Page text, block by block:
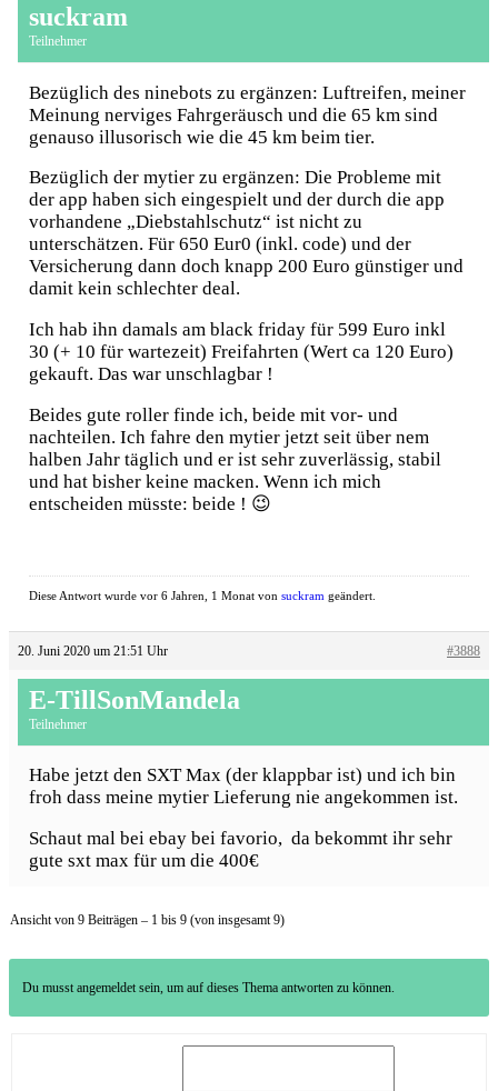
suckram
Teilnehmer
Bezüglich des ninebots zu ergänzen: Luftreifen, meiner
Meinung nerviges Fahrgeräusch und die 65 km sind
genauso illusorisch wie die 45 km beim tier.
Bezüglich der mytier zu ergänzen: Die Probleme mit
der app haben sich eingespielt und der durch die app
vorhandene „Diebstahlschutz“ ist nicht zu
unterschätzen. Für 650 Eur0 (inkl. code) und der
Versicherung dann doch knapp 200 Euro günstiger und
damit kein schlechter deal.
Ich hab ihn damals am black friday für 599 Euro inkl
30 (+ 10 für wartezeit) Freifahrten (Wert ca 120 Euro)
gekauft. Das war unschlagbar !
Beides gute roller finde ich, beide mit vor- und
nachteilen. Ich fahre den mytier jetzt seit über nem
halben Jahr täglich und er ist sehr zuverlässig, stabil
und hat bisher keine macken. Wenn ich mich
entscheiden müsste: beide ! 😉
Diese Antwort wurde vor 6 Jahren, 1 Monat von suckram geändert.
20. Juni 2020 um 21:51 Uhr #3888
E-TillSonMandela
Teilnehmer
Habe jetzt den SXT Max (der klappbar ist) und ich bin
froh dass meine mytier Lieferung nie angekommen ist.
Schaut mal bei ebay bei favorio, da bekommt ihr sehr
gute sxt max für um die 400€
Ansicht von 9 Beiträgen – 1 bis 9 (von insgesamt 9)
Du musst angemeldet sein, um auf dieses Thema antworten zu können.